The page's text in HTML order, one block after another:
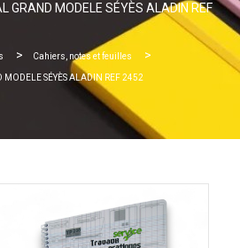
GRAND MODELE SÉYÈS ALADIN REF
Cahiers, notes et feuilles
SÉYÈS ALADIN REF 2452